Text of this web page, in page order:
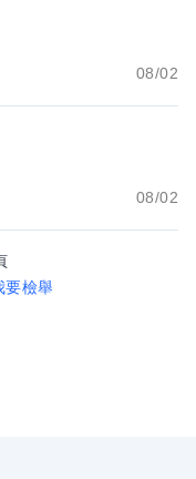
08/02
08/02
要檢舉